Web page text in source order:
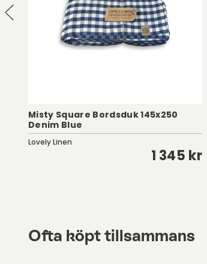
Misty Square Bordsduk 145x250
Denim Blue
Lovely Linen
1 345 kr
Ofta köpt tillsammans